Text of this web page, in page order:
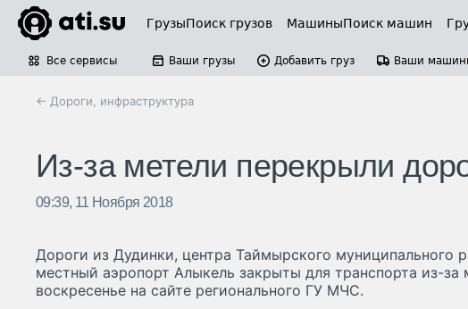
ГрузыПоиск грузов МашиныПоиск машин
Все сервисы Ваши грузы Добавить груз Ваши
← Дороги, инфраструктура
Из-за метели перекрыли
09:39, 11 Ноября 2018
Дороги из Дудинки, центра Таймырского муниципального
местный аэропорт Алыкель закрыты для транспорта из-за
воскресенье на сайте регионального ГУ МЧС.